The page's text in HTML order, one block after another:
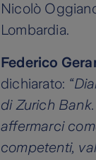
Nicolò
Lombardia.
Federico
dichiarato:
di Zurich
affermarci
competenti,